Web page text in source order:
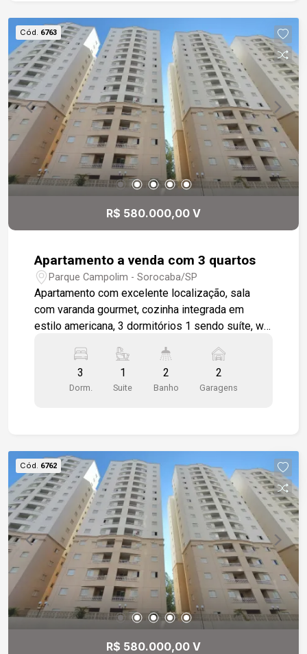
Cód. 6763
R$ 580.000,00 V
Apartamento a venda com 3 quartos
Parque Campolim - Sorocaba/SP
Apartamento com excelente localização, sala
com varanda gourmet, cozinha integrada em
estilo americana, 3 dormitórios 1 sendo suíte, wc
entregue todo em piso cerâmico padrão, 2 vagas
de garagem cobertas. Condomínio completo para
toda a família. Piscina, churrasqueira coletiva,
3
Dorm.
1
Suite
2
Banho
2
Garagens
Cód. 6762
R$ 580.000,00 V